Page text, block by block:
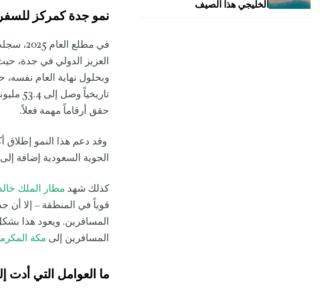
الخليجي هذا الصيف
نمو جدة كمركز للسفر
العزيز الدولي في جدة،
وبحلول نهاية العام
حقق أرقاماً مهمة فعلاً.
الجوية السعودية إضافة
كذلك شهد مطار الملك
قوياً في المنطقة – إلا أن
المسافرين. ويعود هذا
المسافرين إلى مكة
ما العوامل التي أدت